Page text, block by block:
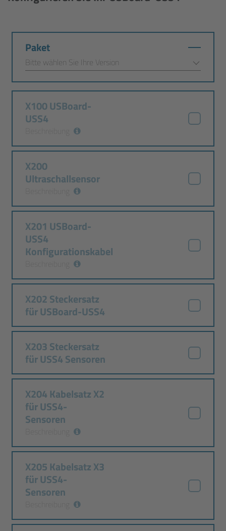
Paket
X100 USBoard-
USS4
X200
Ultraschallsensor
X201 USBoard-
USS4
Konfigurationskabel
X202 Steckersatz
für USBoard-USS4
X203 Steckersatz
für USS4 Sensoren
X204 Kabelsatz X2
für USS4-
Sensoren
X205 Kabelsatz X3
für USS4-
Sensoren